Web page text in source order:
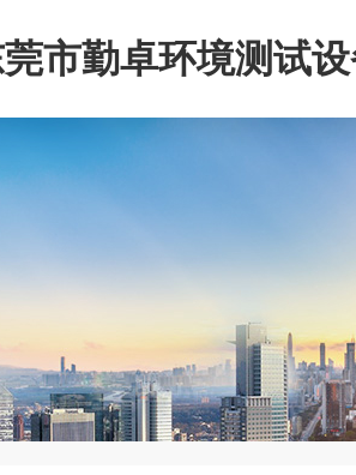
市勤卓环境测试